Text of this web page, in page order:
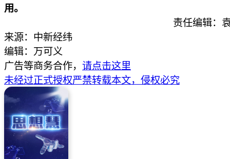
用。
责任编辑：
来源：中新经纬
编辑：万可义
广告等商务合作， 请点击这里
未经过正式授权严禁转载本文，侵权必究